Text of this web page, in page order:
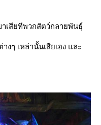
เสียทีพวกสัตว์กลายพันธุ์
งๆ เหล่านั้นเสียเอง และ